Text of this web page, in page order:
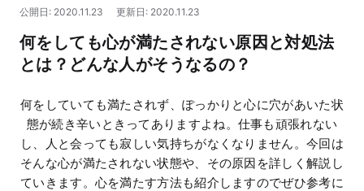
マネー
公開日: 2020.11.23 更新日: 2020.11.23
何をしても心が満たされない原因と対処法
とは？どんな人がそうなるの？
何をしていても満たされず、ぽっかりと心に穴があいた状
態が続き辛いときってありますよね。仕事も頑張れない
し、人と会っても寂しい気持ちがなくなりません。今回は
そんな心が満たされない状態や、その原因を詳しく解説し
ていきます。心を満たす方法も紹介しますのでぜひ参考に